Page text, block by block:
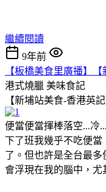
繼續閱讀
9年前
【板橋美食里廣播】
港式燒臘 美味食記
【新埔站美食-香港
便當便當揮棒落空...冷
下了班我幾乎不吃便
了。但也許是全台最
會浮現在我的腦中，尤